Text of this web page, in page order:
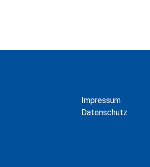
Impressum
Datenschutz